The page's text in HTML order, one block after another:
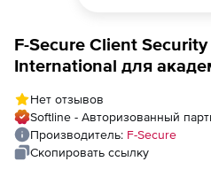
F-Secure Client
International для
Нет отзывов
Softline - Авторизованный
Производитель: F-Secure
Скопировать ссылку